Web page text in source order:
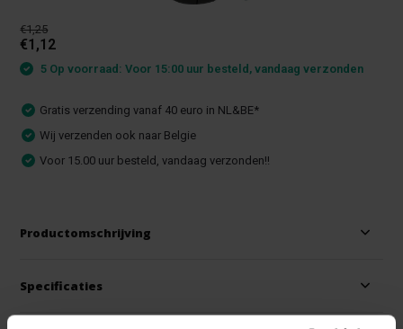
€1,25
€1,12
5 Op voorraad: Voor 15:00 uur besteld, vandaag verzonden
Gratis verzending vanaf 40 euro in NL&BE*
Wij verzenden ook naar Belgie
Voor 15.00 uur besteld, vandaag verzonden!!
Productomschrijving
Specificaties